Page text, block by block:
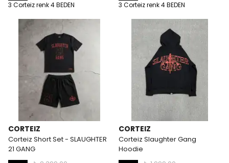
3 Corteiz renk 4 BEDEN 3 Corteiz renk 4 BEDEN
CORTEIZ
Corteiz Short Set - SLAUGHTER
21 GANG
CORTEIZ
Corteiz Slaughter Gang
Hoodie